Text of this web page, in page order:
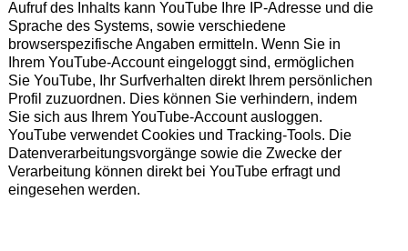
Aufruf des Inhalts kann YouTube Ihre IP-Adresse und die
Sprache des Systems, sowie verschiedene
browserspezifische Angaben ermitteln. Wenn Sie in
Ihrem YouTube-Account eingeloggt sind, ermöglichen
Sie YouTube, Ihr Surfverhalten direkt Ihrem persönlichen
Profil zuzuordnen. Dies können Sie verhindern, indem
Sie sich aus Ihrem YouTube-Account ausloggen.
YouTube verwendet Cookies und Tracking-Tools. Die
Datenverarbeitungsvorgänge sowie die Zwecke der
Verarbeitung können direkt bei YouTube erfragt und
eingesehen werden.